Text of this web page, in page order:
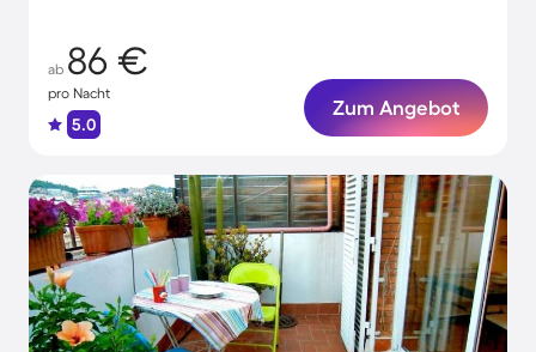
ab 86 €
pro Nacht
5.0
Zum Angebot